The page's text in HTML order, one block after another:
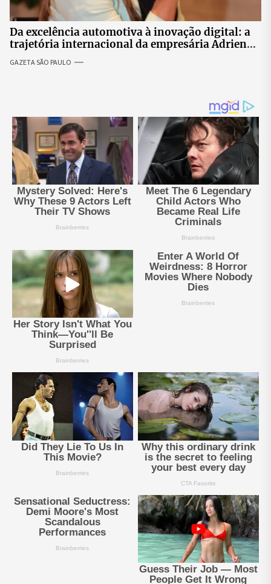
Da excelência automotiva à inovação digital: a
trajetória internacional da empresária Adriene
GAZETA SÃO PAULO